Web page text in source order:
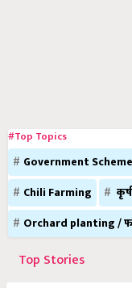
Government
Chili Farming
Orchard planting /
Top Stories